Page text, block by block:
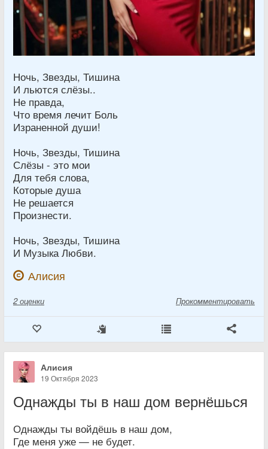
Ночь, Звезды, Тишина
И льются слёзы..
Не правда,
Что время лечит Боль
Израненной души!
Ночь, Звезды, Тишина
Слёзы - это мои
Для тебя слова,
Которые душа
Не решается
Произнести.
Ночь, Звезды, Тишина
И Музыка Любви.
Алисия
2 оценки Прокомментировать
Алисия
19 Октября 2023
Однажды ты в наш дом вернёшься
Однажды ты войдёшь в наш дом,
Где меня уже — не будет.